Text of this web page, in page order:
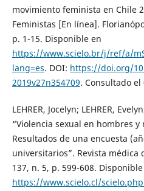
movimiento feminista en Chile
Feministas [En línea].
p. 1-15. Disponible en
https://www.scielo.br/j/ref/a/
lang=es. DOI: https://doi.org/
2019v27n354709. Consultado
LEHRER, Jocelyn; LEHRER,
“Violencia sexual en hombres
Resultados de una encuesta
universitarios”. Revista médica
137, n. 5, p. 599-608.
https://www.scielo.cl/